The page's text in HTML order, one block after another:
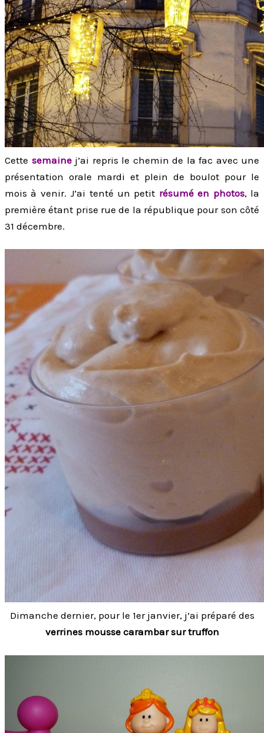
Cette semainej’ai repris le chemin de la fac avec une
présentation orale mardi et plein de boulot pour le
mois à venir. J’ai tenté un petit résumé en photos, la
première étant prise rue de la république pour son côté
31 décembre.
Dimanche dernier, pour le 1er janvier, j’ai préparé des
verrines mousse carambar sur truffon